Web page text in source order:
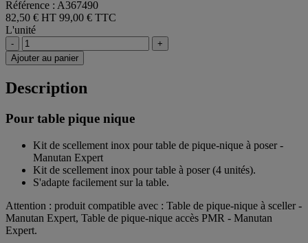
Référence : A367490
82,50 € HT 99,00 € TTC
L'unité
-
+
Ajouter au panier
Description
Pour table pique nique
Kit de scellement inox pour table de pique-nique à poser -
Manutan Expert
Kit de scellement inox pour table à poser (4 unités).
S'adapte facilement sur la table.
Attention : produit compatible avec : Table de pique-nique à sceller -
Manutan Expert, Table de pique-nique accès PMR - Manutan
Expert.